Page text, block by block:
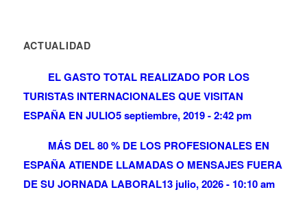
ACTUALIDAD
EL GASTO TOTAL REALIZADO POR LOS
TURISTAS INTERNACIONALES QUE VISITAN
ESPAÑA EN JULIO5 septiembre, 2019 - 2:42 pm
MÁS DEL 80 % DE LOS PROFESIONALES EN
ESPAÑA ATIENDE LLAMADAS O MENSAJES FUERA
DE SU JORNADA LABORAL13 julio, 2026 - 10:10 am